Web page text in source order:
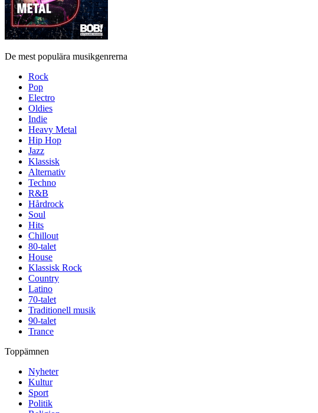
De mest populära musikgenrerna
Rock
Pop
Electro
Oldies
Indie
Heavy Metal
Hip Hop
Jazz
Klassisk
Alternativ
Techno
R&B
Hårdrock
Soul
Hits
Chillout
80-talet
House
Klassisk Rock
Country
Latino
70-talet
Traditionell musik
90-talet
Trance
Toppämnen
Nyheter
Kultur
Sport
Politik